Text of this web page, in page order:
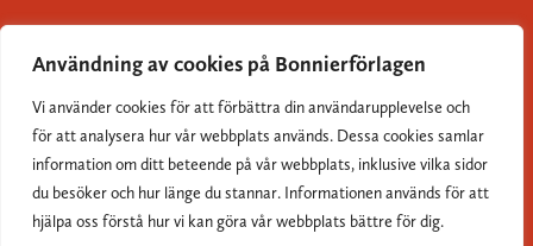
Användning av cookies på Bonnierförlagen
Vi använder cookies för att förbättra din användarupplevelse och
för att analysera hur vår webbplats används. Dessa cookies samlar
information om ditt beteende på vår webbplats, inklusive vilka sidor
du besöker och hur länge du stannar. Informationen används för att
hjälpa oss förstå hur vi kan göra vår webbplats bättre för dig.
Om Bonnierförlagen
Cookies
Integritetspolicy